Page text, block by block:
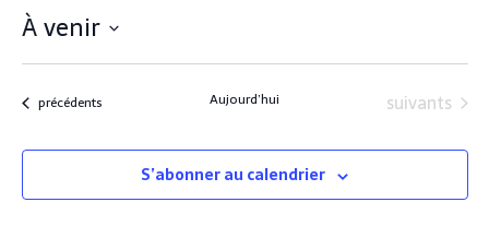
i
c
e
À venir
l
c
i
Évènements
précédents Aujourd’hui Évènements
suivants
S’abonner au calendrier